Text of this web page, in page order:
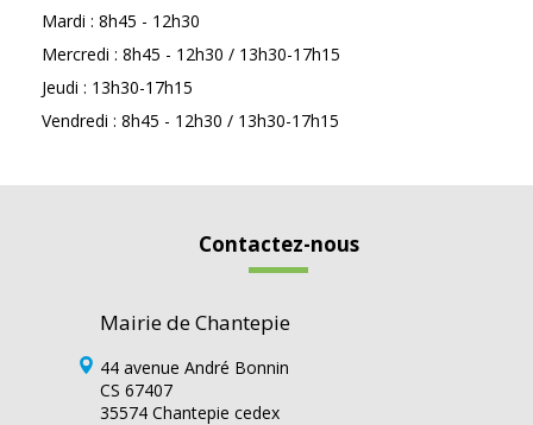
Mardi : 8h45 - 12h30
Mercredi : 8h45 - 12h30 / 13h30-17h15
Jeudi : 13h30-17h15
Vendredi : 8h45 - 12h30 / 13h30-17h15
Contactez-nous
Mairie de Chantepie
44 avenue André Bonnin
CS 67407
35574 Chantepie cedex